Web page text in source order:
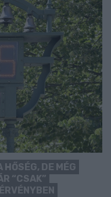
DE MÉG
“CSAK”